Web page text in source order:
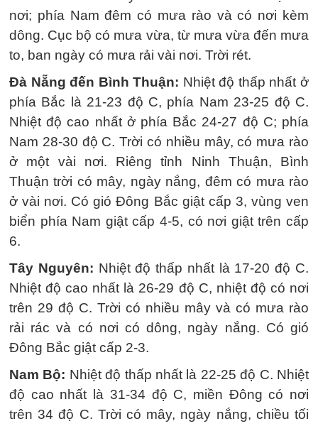
nơi; phía Nam đêm có mưa rào và có nơi kèm
dông. Cục bộ có mưa vừa, từ mưa vừa đến mưa
to, ban ngày có mưa rải vài nơi. Trời rét.
Đà Nẵng đến Bình Thuận: Nhiệt độ thấp nhất ở
phía Bắc là 21-23 độ C, phía Nam 23-25 độ C.
Nhiệt độ cao nhất ở phía Bắc 24-27 độ C; phía
Nam 28-30 độ C. Trời có nhiều mây, có mưa rào
ở một vài nơi. Riêng tỉnh Ninh Thuận, Bình
Thuận trời có mây, ngày nắng, đêm có mưa rào
ở vài nơi. Có gió Đông Bắc giật cấp 3, vùng ven
biển phía Nam giật cấp 4-5, có nơi giật trên cấp
6.
Tây Nguyên: Nhiệt độ thấp nhất là 17-20 độ C.
Nhiệt độ cao nhất là 26-29 độ C, nhiệt độ có nơi
trên 29 độ C. Trời có nhiều mây và có mưa rào
rải rác và có nơi có dông, ngày nắng. Có gió
Đông Bắc giật cấp 2-3.
Nam Bộ: Nhiệt độ thấp nhất là 22-25 độ C. Nhiệt
độ cao nhất là 31-34 độ C, miền Đông có nơi
trên 34 độ C. Trời có mây, ngày nắng, chiều tối